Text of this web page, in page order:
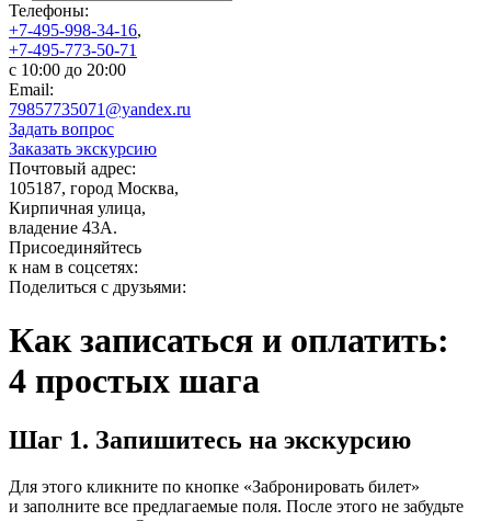
Телефоны:
+7-495-998-34-16,
+7-495-773-50-71
c 10:00 до 20:00
Email:
79857735071@yandex.ru
Задать вопрос
Заказать экскурсию
Почтовый адрес:
105187, город Москва,
Кирпичная улица,
владение 43А.
Присоединяйтесь
к нам в соцсетях:
Поделиться с друзьями:
Как записаться и оплатить:
4 простых шага
Шаг 1. Запишитесь на экскурсию
Для этого кликните по кнопке «Забронировать билет»
и заполните все предлагаемые поля. После этого не забудьте